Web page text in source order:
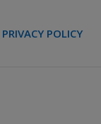
PRIVACY POLICY